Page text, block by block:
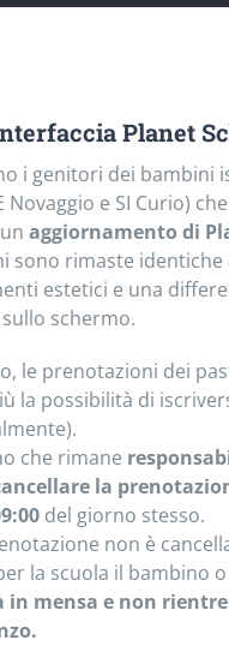
Planet
i genitori dei bambini
Novaggio e SI Curio)
aggiornamento di
sono rimaste identiche
estetici e una
sullo schermo.
le prenotazioni dei
la possibilità di
che rimane
la
del giorno stesso.
non è
la scuola il bambino
in mensa e non